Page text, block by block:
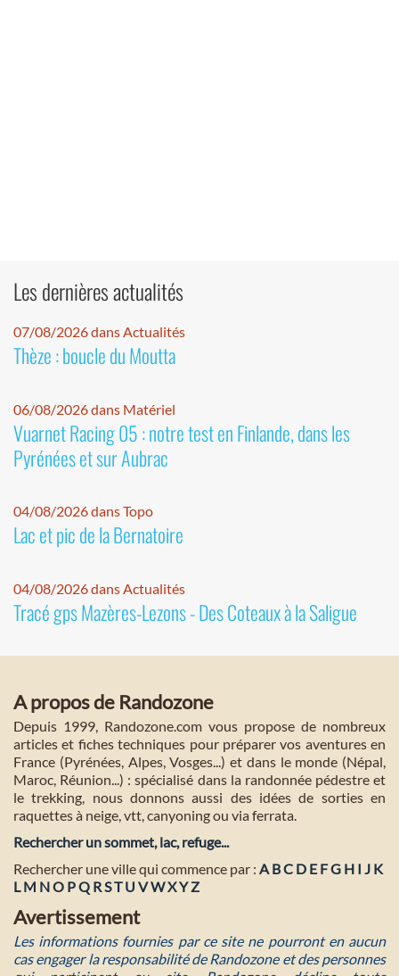
Les dernières actualités
07/08/2026 dans Actualités
Thèze : boucle du Moutta
06/08/2026 dans Matériel
Vuarnet Racing 05 : notre test en Finlande, dans les
Pyrénées et sur Aubrac
04/08/2026 dans Topo
Lac et pic de la Bernatoire
04/08/2026 dans Actualités
Tracé gps Mazères-Lezons - Des Coteaux à la Saligue
A propos de Randozone
Depuis 1999, Randozone.com vous propose de nombreux
articles et fiches techniques pour préparer vos aventures en
France (Pyrénées, Alpes, Vosges...) et dans le monde (Népal,
Maroc, Réunion...) : spécialisé dans la randonnée pédestre et
le trekking, nous donnons aussi des idées de sorties en
raquettes à neige, vtt, canyoning ou via ferrata.
Rechercher un sommet, lac, refuge...
Rechercher une ville qui commence par : A BC D E FG H I J K
L M NO PQ RST U VWXYZ
Avertissement
Les informations fournies par ce site ne pourront en aucun
cas engager la responsabilité de Randozone et des personnes